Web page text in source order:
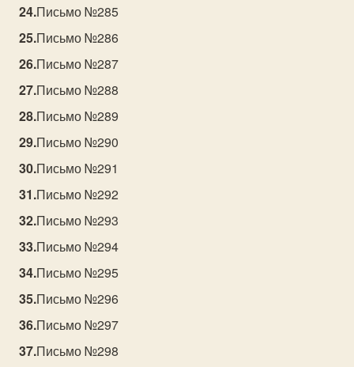
Письмо №285
Письмо №286
Письмо №287
Письмо №288
Письмо №289
Письмо №290
Письмо №291
Письмо №292
Письмо №293
Письмо №294
Письмо №295
Письмо №296
Письмо №297
Письмо №298